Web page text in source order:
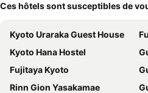
Ces hôtels sont susceptibles de
Kyoto Uraraka Guest House
Kyoto Hana Hostel
Fujitaya Kyoto
Rinn Gion Yasakamae